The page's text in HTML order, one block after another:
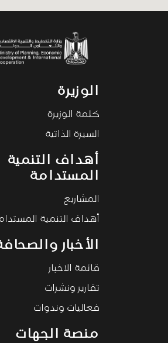
كلمة الوزيرة
السيرة الذاتية
الوزيرة
المشاريع
أهداف التنمية
أهداف التنمية
المستدامة
قائمة الاخبار
تقارير ونشرات
فعاليات وندوات
الأخبار
منصة الجهات